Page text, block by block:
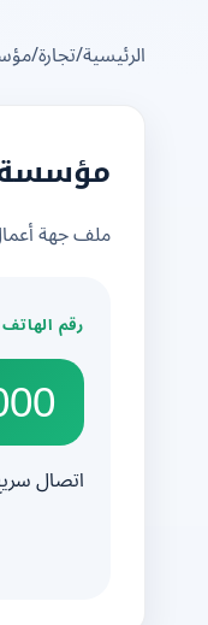
الرئيسية/تجارة/
مؤسسة
ملف جهة
رقم
اتصال